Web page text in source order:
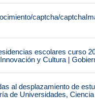
captcha/
escolares curso
y Cultura |
al desplazamiento de
de Universidades,